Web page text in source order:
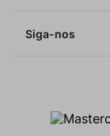
Siga-nos